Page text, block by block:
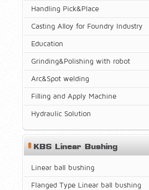
Handling Pick&Place
Casting Alloy for Foundry Industry
Education
Grinding&Polishing with robot
Arc&Spot welding
Filling and Apply Machine
Hydraulic Solution
KBS Linear Bushing
Linear ball bushing
Flanged Type Linear ball bushing